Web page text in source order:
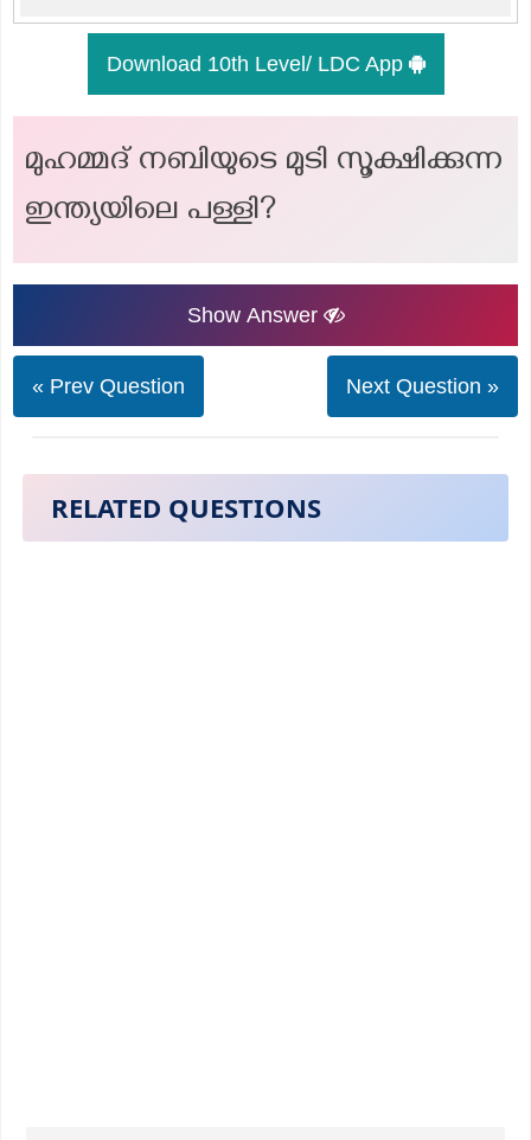
Download 10th Level/ LDC App
മുഹമ്മദ് നബിയുടെ മുടി സൂക്ഷിക്കുന്ന
ഇന്ത്യയിലെ പള്ളി?
Show Answer
« Prev Question Next Question »
RELATED QUESTIONS